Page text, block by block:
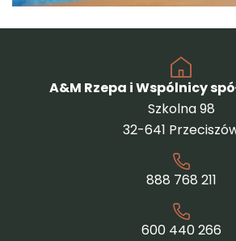
A&M Rzepa i Wspólnicy
Szkolna 98
32-641
888 768 211
600 440 266